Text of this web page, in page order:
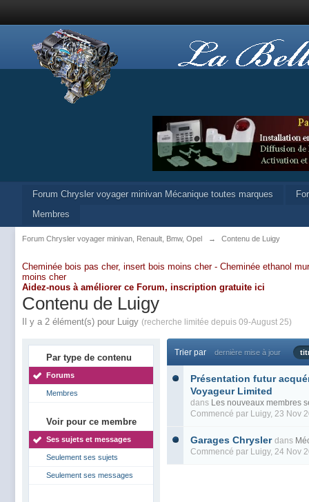
Forum Chrysler voyager minivan Mécanique toutes marques
Membres
Forum Chrysler voyager minivan, Renault, Bmw, Opel → Contenu de Luigy
Cheminée bois pas cher, insert bois moins cher - Cheminée ethanol
moins cher
Aidez-nous à améliorer ce Forum, inscription gratuite ici
Contenu de Luigy
Il y a 2 élément(s) pour Luigy (recherche limitée depuis 09-August 25)
Par type de contenu
Forums
Membres
Voir pour ce membre
Ses sujets et messages
Seulement ses sujets
Seulement ses messages
Trier par dernière mise à jour
Présentation futur
Voyageur Limited
dans Les nouveaux membres
Commencé par Luigy, 23 Nov
Garages Chrysler dans
Commencé par Luigy, 24 Nov